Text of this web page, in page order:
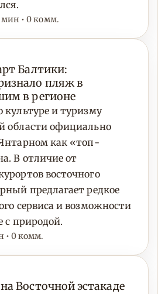
мин • 0 комм.
Балтики:
пляж в
в регионе
и туризму
области официально
как «топ-
В отличие от
восточного
предлагает редкое
сервиса и возможности
с природой.
• 0 комм.
Восточной эстакаде